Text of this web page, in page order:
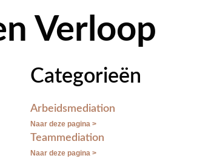
Verloop
Categorieën
Arbeidsmediation
Naar deze pagina >
Teammediation
Naar deze pagina >